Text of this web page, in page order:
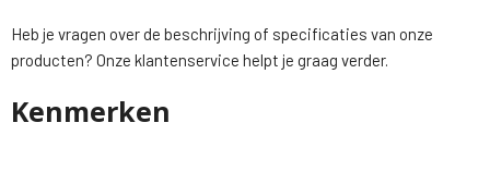
Heb je vragen over de beschrijving of specificaties van onze
producten? Onze klantenservice helpt je graag verder.
Kenmerken